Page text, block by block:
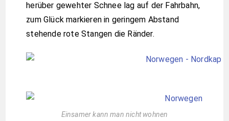
herüber gewehter Schnee lag auf der Fahrbahn,
zum Glück markieren in geringem Abstand
stehende rote Stangen die Ränder.
Einsamer kann man nicht wohnen